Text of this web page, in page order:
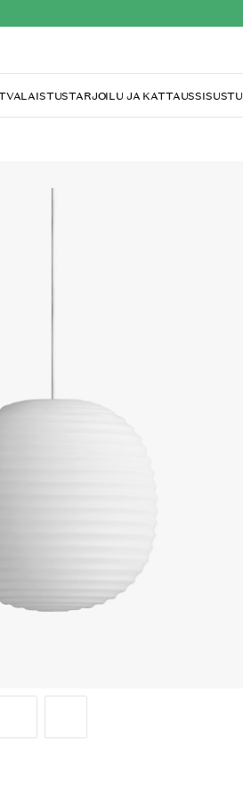
VALAISTUSTARJOILU JA KATTAUS
We use cookies to
option to opt out of any